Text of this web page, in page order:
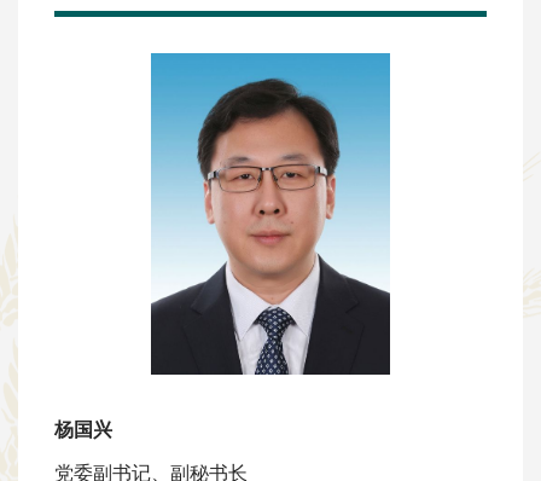
杨国兴
党委副书记、副秘书长